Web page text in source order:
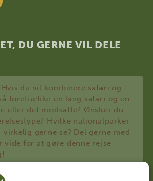
DU GERNE VIL DELE